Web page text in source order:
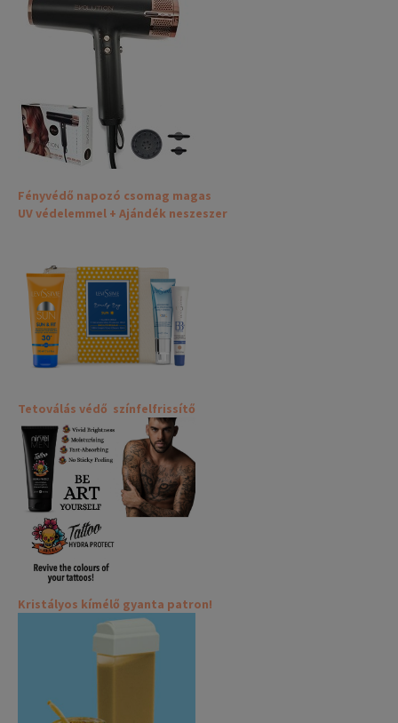
Fényvédő napozó csomag magas
UV védelemmel + Ajándék neszeszer
Tetoválás védő színfelfrissítő
Kristályos kímélő gyanta patron!